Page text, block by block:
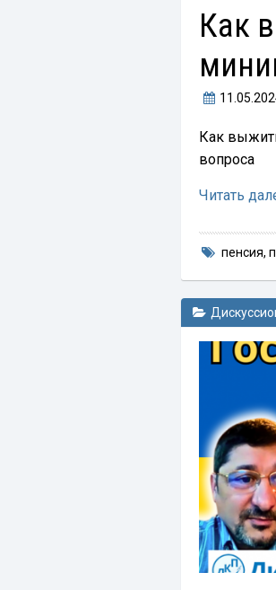
Как
Как
вопроса
Читать
пенсия,